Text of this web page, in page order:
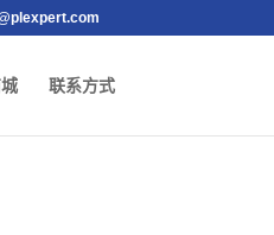
联系方式